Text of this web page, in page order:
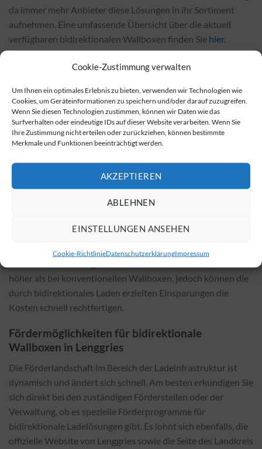
Cookie-Zustimmung verwalten
Um Ihnen ein optimales Erlebnis zu bieten, verwenden wir Technologien wie
Cookies, um Geräteinformationen zu speichern und/oder darauf zuzugreifen.
Wenn Sie diesen Technologien zustimmen, können wir Daten wie das
Surfverhalten oder eindeutige IDs auf dieser Website verarbeiten. Wenn Sie
Ihre Zustimmung nicht erteilen oder zurückziehen, können bestimmte
Merkmale und Funktionen beeinträchtigt werden.
AKZEPTIEREN
ABLEHNEN
EINSTELLUNGEN ANSEHEN
Cookie-RichtlinieDatenschutzerklärungImpressum
da immer mehr Anbieter diese Lösungen in ihr Sortiment
aufnehmen. Eine umfassende Übersicht über die aktuell
verfügbaren bidirektionalen Wallboxen finden Sie hier.
Wo kann man bidirektionale Wallboxen kaufen?
Bidirektionale Wallboxen sind bei Fachhändlern vor Ort
sowie in vielen Online-Shops erhältlich, wobei Online-Shops
oft günstigere Preise bieten. Eine Auswahl von
bidirektionalen Wallboxen können Sie unter folgendem Link
erwerben:Kaufmöglichkeiten für bidirektionale Wallboxen
Kosten der Installation und ihre Einflussfaktoren
Die Installationskosten für bidirektionale Wallboxen
variieren je nach gewähltem Modell und den örtlichen
beeinflussen, gehören unter anderem die Verkabelung,
elektrische Anschlusswerte und spezifische Anforderungen
höher als bei konventionellen Wallboxen, jedoch können die
durch bidirektionales Laden erzielten Einsparungen die
Kosten schnell rechtfertigen.
Fördermöglichkeiten für bidirektionale
Wallboxen in Lenggries
Die Förderlandschaft im Bereich der Ladeinfrastruktur ist
dynamisch und ändert sich schnell. Am besten erkundigen Sie
sich direkt bei den zuständigen Förderstellen oder der
Verwaltung, ob es spezielle Förderprogramme für
bidirektionale Ladelösungen gibt. Es lohnt sich ebenfalls, die
offizielle Website von Lenggries sowie die Seite des Landkreis